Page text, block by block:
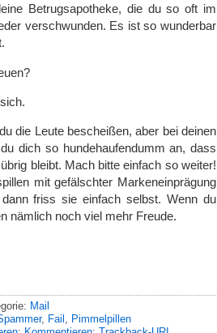
Betrugsapotheke, die du so oft im
verschwunden. Es ist so wunderbar
die Leute bescheißen, aber bei deinen
dich so hundehaufendumm an, dass
bleibt. Mach bitte einfach so weiter!
mit gefälschter Markeneinprägung
friss sie einfach selbst. Wenn du
nämlich noch viel mehr Freude.
Mail
, Fail , Pimmelpillen